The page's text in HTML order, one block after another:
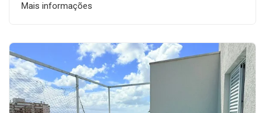
Mais informações